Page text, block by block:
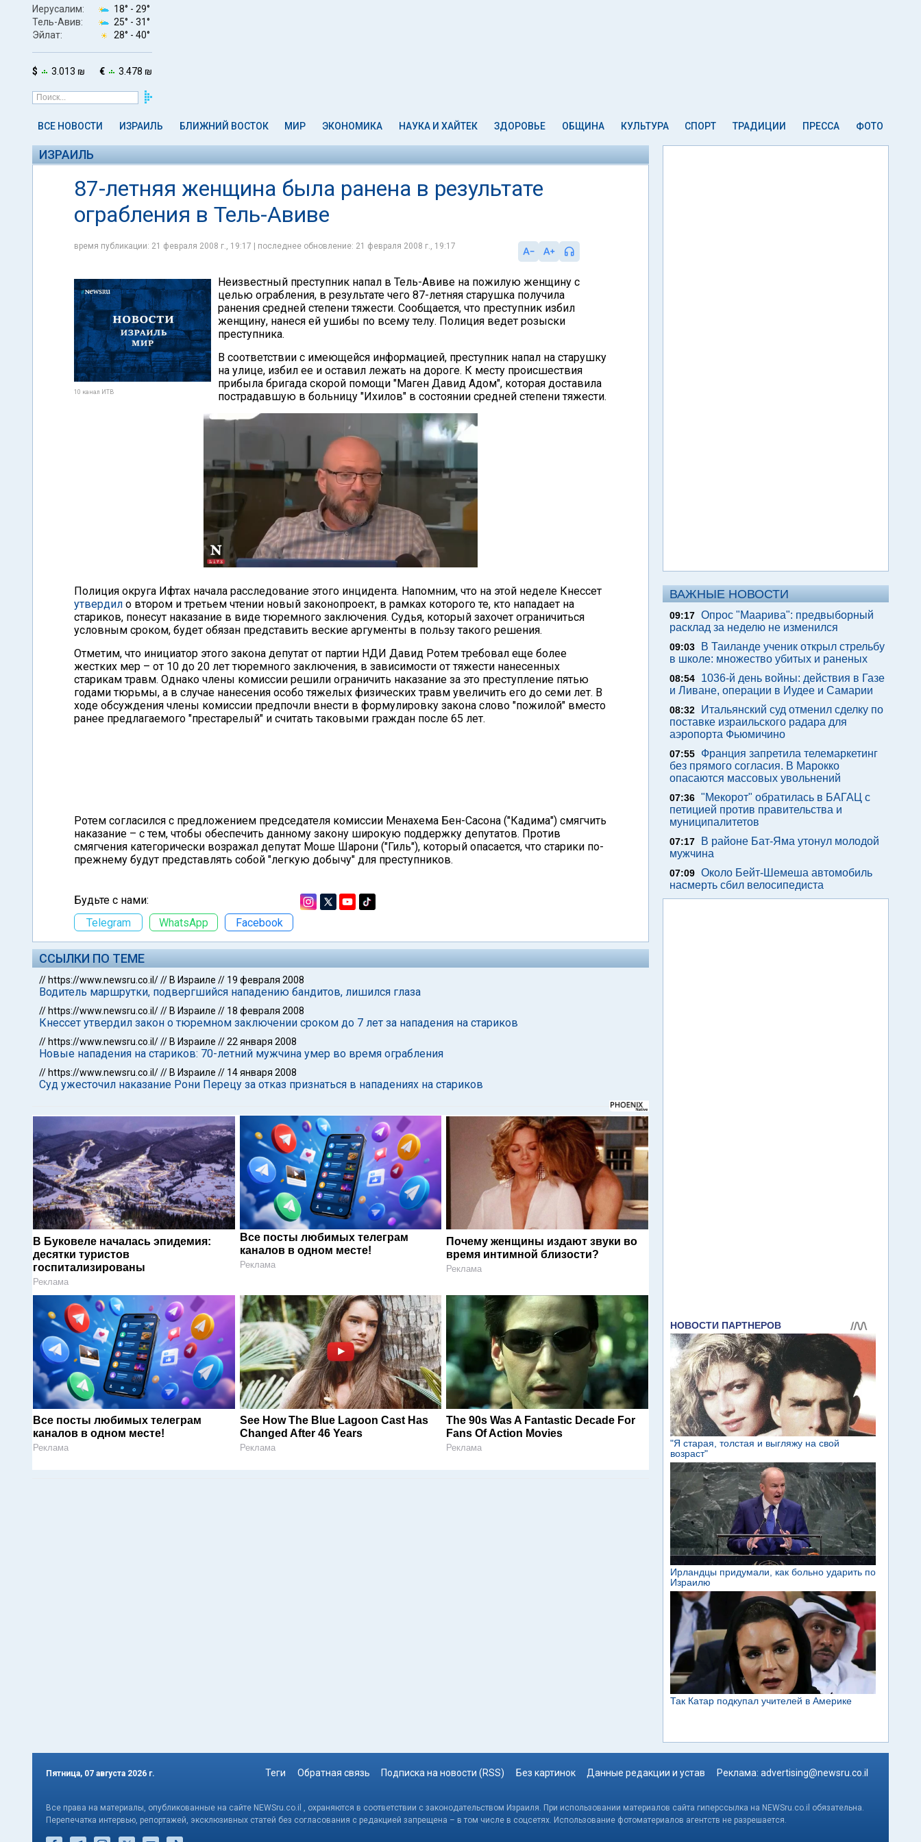
Иерусалим: 18° - 29°
Тель-Авив:
25° - 31°
Эйлат:
28° - 40°
$ 3.013 ₪ € 3.478 ₪
ВСЕ НОВОСТИ ИЗРАИЛЬ БЛИЖНИЙ ВОСТОК МИР ЭКОНОМИКА НАУКА И ХАЙТЕК ЗДОРОВЬЕ ОБЩИНА КУЛЬТУРА СПОРТ ТРАДИЦИИ ПРЕССА ФОТО
ИЗРАИЛЬ
87-летняя женщина была ранена в результате
ограбления в Тель-Авиве
время публикации: 21 февраля 2008 г., 19:17 | последнее обновление: 21 февраля 2008 г., 19:17
10 канал ИТВ
Неизвестный преступник напал в Тель-Авиве на пожилую женщину с
целью ограбления, в результате чего 87-летняя старушка получила
ранения средней степени тяжести. Сообщается, что преступник избил
женщину, нанеся ей ушибы по всему телу. Полиция ведет розыски
преступника.
В соответствии с имеющейся информацией, преступник напал на старушку
на улице, избил ее и оставил лежать на дороге. К месту происшествия
прибыла бригада скорой помощи "Маген Давид Адом", которая доставила
пострадавшую в больницу "Ихилов" в состоянии средней степени тяжести.
Полиция округа Ифтах начала расследование этого инцидента. Напомним, что на этой неделе Кнессет
утвердил о втором и третьем чтении новый законопроект, в рамках которого те, кто нападает на
стариков, понесут наказание в виде тюремного заключения. Судья, который захочет ограничиться
условным сроком, будет обязан представить веские аргументы в пользу такого решения.
Отметим, что инициатор этого закона депутат от партии НДИ Давид Ротем требовал еще более
жестких мер – от 10 до 20 лет тюремного заключения, в зависимости от тяжести нанесенных
старикам травм. Однако члены комиссии решили ограничить наказание за это преступление пятью
годами тюрьмы, а в случае нанесения особо тяжелых физических травм увеличить его до семи лет. В
ходе обсуждения члены комиссии предпочли внести в формулировку закона слово "пожилой" вместо
ранее предлагаемого "престарелый" и считать таковыми граждан после 65 лет.
Ротем согласился с предложением председателя комиссии Менахема Бен-Сасона ("Кадима") смягчить
наказание – с тем, чтобы обеспечить данному закону широкую поддержку депутатов. Против
смягчения категорически возражал депутат Моше Шарони ("Гиль"), который опасается, что старики по-
прежнему будут представлять собой "легкую добычу" для преступников.
Будьте с нами:
Telegram
WhatsApp Facebook
ССЫЛКИ ПО ТЕМЕ
// https://www.newsru.co.il/// В Израиле // 19 февраля 2008
Водитель маршрутки, подвергшийся нападению бандитов, лишился глаза
// https://www.newsru.co.il/// В Израиле // 18 февраля 2008
Кнессет утвердил закон о тюремном заключении сроком до 7 лет за нападения на стариков
// https://www.newsru.co.il/// В Израиле //22 января 2008
Новые нападения на стариков: 70-летний мужчина умер во время ограбления
// https://www.newsru.co.il/// В Израиле // 14 января 2008
Суд ужесточил наказание Рони Перецу за отказ признаться в нападениях на стариков
В Буковеле началась эпидемия:
десятки туристов
госпитализированы
Реклама
Все посты любимых телеграм
каналов в одном месте!
Реклама
Почему женщины издают звуки во
время интимной близости?
Реклама
Все посты любимых телеграм
каналов в одном месте!
Реклама
See How The Blue Lagoon Cast Has
Changed After 46 Years
Реклама
The 90s Was A Fantastic Decade For
Fans Of Action Movies
Реклама
ВАЖНЫЕ НОВОСТИ
09:17 Опрос "Mаарива": предвыборный
расклад за неделю не изменился
09:03
В Таиланде ученик открыл стрельбу
в школе: множество убитых и раненых
08:54
1036-й день войны: действия в Газе
и Ливане, операции в Иудее и Самарии
08:32
Итальянский суд отменил сделку по
поставке израильского радара для
аэропорта Фьюмичино
07:55
Франция запретила телемаркетинг
без прямого согласия. В Марокко
опасаются массовых увольнений
07:36 "Мекорот" обратилась в БАГАЦ с
петицией против правительства и
муниципалитетов
07:17
В районе Бат-Яма утонул молодой
мужчина
07:09 Около Бейт-Шемеша автомобиль
насмерть сбил велосипедиста
Пятница, 07 августа 2026 г. Теги Обратная связь Подписка на новости (RSS) Без картинок Данные редакции и устав Реклама: advertising@newsru.co.il
Все права на материалы, опубликованные на сайте NEWSru.co.il , охраняются в соответствии с законодательством Израиля. При использовании материалов сайта гиперссылка на NEWSru.co.il обязательна.
Перепечатка интервью, репортажей, эксклюзивных статей без согласования с редакцией запрещена – в том числе в соцсетях. Использование фотоматериалов агентств не разрешается.